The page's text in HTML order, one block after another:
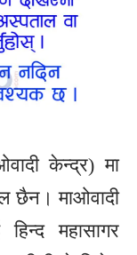
केन्द्र) मा
छैन। माओवादी
महासागर